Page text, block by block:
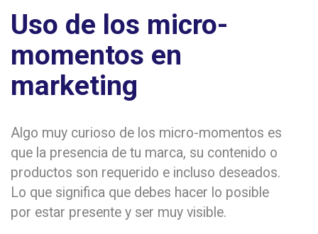
Uso de los micro-
momentos en
marketing
Algo muy curioso de los micro-momentos es
que la presencia de tu marca, su contenido o
productos son requerido e incluso deseados.
Lo que significa que debes hacer lo posible
por estar presente y ser muy visible.